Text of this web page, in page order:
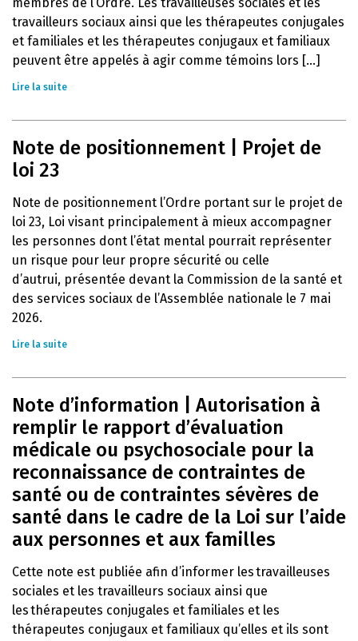
travailleurs sociaux ainsi que les thérapeutes conjugales
et familiales et les thérapeutes conjugaux et familiaux
peuvent être appelés à agir comme témoins lors [...]
Lire la suite
Note de positionnement | Projet de
loi 23
Note de positionnement l’Ordre portant sur le projet de
loi 23, Loi visant principalement à mieux accompagner
les personnes dont l’état mental pourrait représenter
un risque pour leur propre sécurité ou celle
d’autrui, présentée devant la Commission de la santé et
des services sociaux de l’Assemblée nationale le 7 mai
2026.
Lire la suite
Note d’information | Autorisation à
remplir le rapport d’évaluation
médicale ou psychosociale pour la
reconnaissance de contraintes de
santé ou de contraintes sévères de
santé dans le cadre de la Loi sur l’aide
aux personnes et aux familles
Cette note est publiée afin d’informer les travailleuses
sociales et les travailleurs sociaux ainsi que
les thérapeutes conjugales et familiales et les
thérapeutes conjugaux et familiaux qu’elles et ils sont